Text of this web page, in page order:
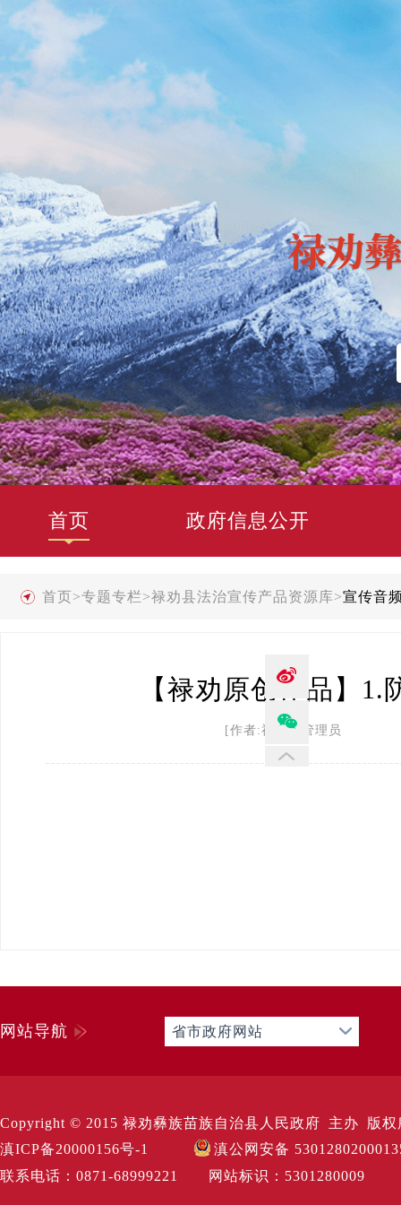
首页 政府信息公开
首页>专题专栏>禄劝县法治宣传产品资源库>宣传音
【禄劝原创作品】
[作者:禄劝县管理员 发
网站导航 省市政府网站
Copyright © 2015 禄劝彝族苗族自治县人民政府 主办 版
滇ICP备20000156号-1
滇公网安备
联系电话：0871-68999221 网站标识：